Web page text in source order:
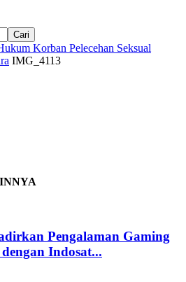
Korban Pelecehan Seksual
IMG_4113
Pengalaman Gaming
Indosat...